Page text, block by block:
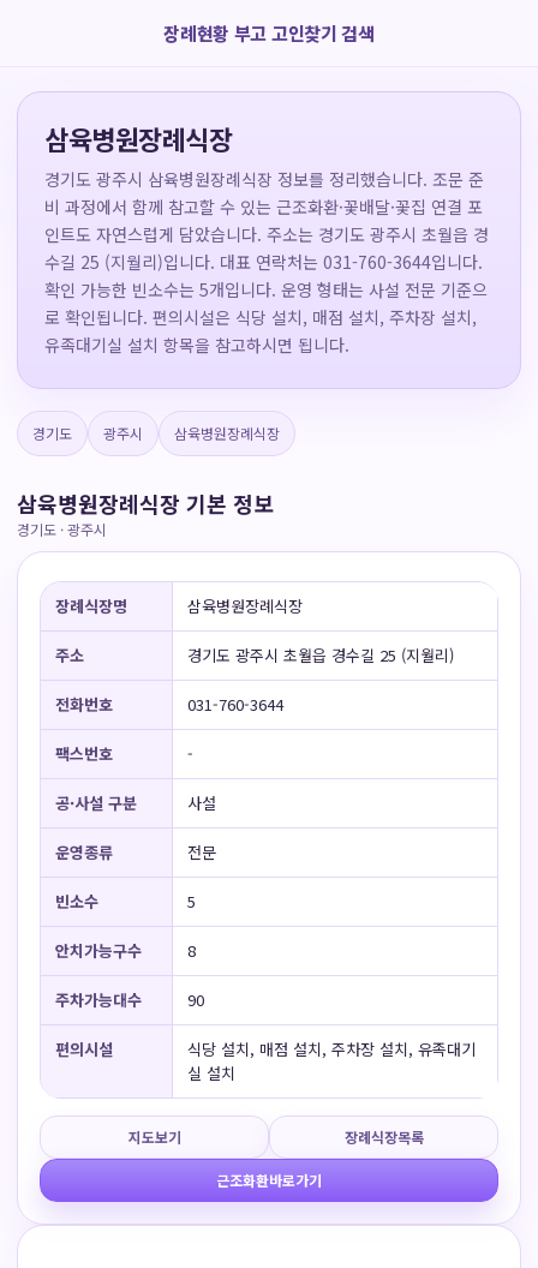
장례현황 부고 고인찾기 검색
삼육병원장례식장
경기도 광주시 삼육병원장례식장 정보를 정리했습니다. 조문 준
비 과정에서 함께 참고할 수 있는 근조화환·꽃배달·꽃집 연결 포
인트도 자연스럽게 담았습니다. 주소는 경기도 광주시 초월읍 경
수길 25 (지월리)입니다. 대표 연락처는 031-760-3644입니다.
확인 가능한 빈소수는 5개입니다. 운영 형태는 사설 전문 기준으
로 확인됩니다. 편의시설은 식당 설치, 매점 설치, 주차장 설치,
유족대기실 설치 항목을 참고하시면 됩니다.
경기도 광주시 삼육병원장례식장
삼육병원장례식장 기본 정보
경기도 · 광주시
장례식장명 삼육병원장례식장
주소 경기도 광주시 초월읍 경수길 25 (지월리)
전화번호 031-760-3644
팩스번호 -
공·사설 구분 사설
운영종류 전문
빈소수 5
안치가능구수 8
주차가능대수 90
편의시설
식당 설치, 매점 설치, 주차장 설치, 유족대기
실 설치
지도보기 장례식장목록
근조화환바로가기